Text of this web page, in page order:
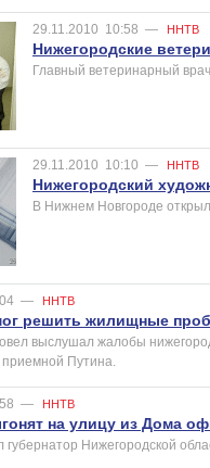
29.11.2010 10:58 — ННТВ
Нижегородские
Главный ветеринарный
29.11.2010 10:10 — ННТВ
Нижегородский
В Нижнем Новгороде
— ННТВ
решить жилищные
выслушал жалобы
Путина.
— ННТВ
на улицу из Дома
губернатор Нижегородской